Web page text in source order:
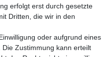
erfolgt erst durch gesetzte
Dritten, die wir in den
oder aufgrund eines
Zustimmung kann erteilt